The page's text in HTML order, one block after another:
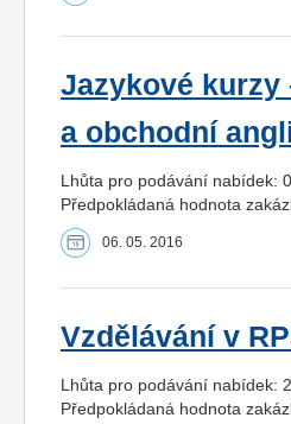
Jazykové kurzy
a obchodní
Lhůta pro podávání nabídek:
Předpokládaná hodnota
06. 05. 2016
Vzdělávání v
Lhůta pro podávání nabídek:
Předpokládaná hodnota